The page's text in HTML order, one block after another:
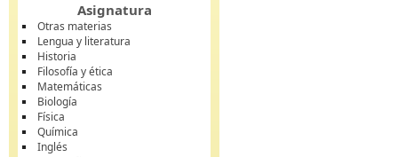
Asignatura
Otras materias
Lengua y literatura
Historia
Filosofía y ética
Matemáticas
Biología
Física
Química
Inglés